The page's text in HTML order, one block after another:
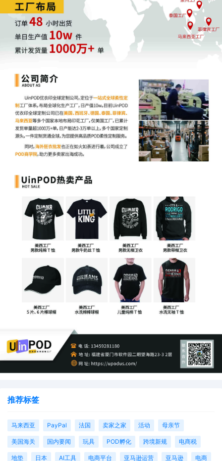
推荐标签
马来西亚 PayPal 法国 卖家之家 活动 母亲节
美国海关 国内要闻 玩具 POD孵化 跨境新规 电商税
地垫 日本 AI工具 电商平台 亚马逊运营 亚马逊 电商